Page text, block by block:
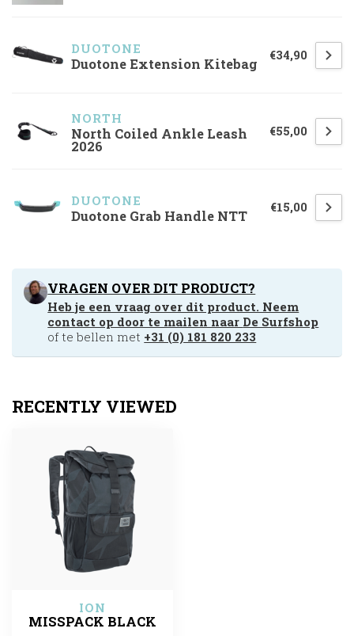
DUOTONE
Duotone Extension Kitebag
€34,90
NORTH
North Coiled Ankle Leash
2026
€55,00
DUOTONE
Duotone Grab Handle NTT
€15,00
VRAGEN OVER DIT PRODUCT?
Heb je een vraag over dit product. Neem
contact op door te mailen naar De Surfshop
of te bellen met +31 (0) 181 820 233
RECENTLY VIEWED
ION
MISSPACK BLACK